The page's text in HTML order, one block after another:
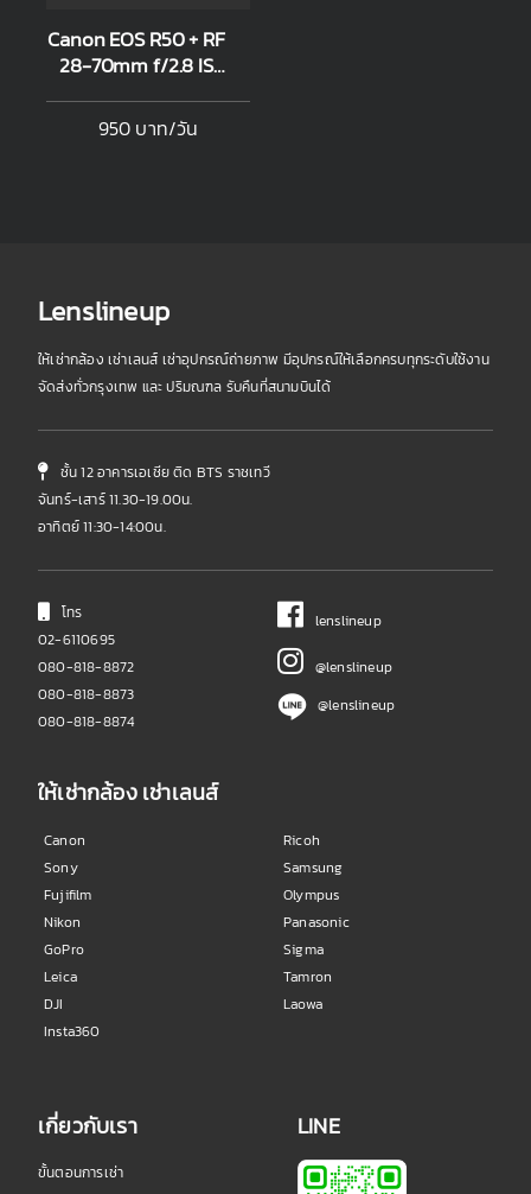
Canon EOS R50 + RF
28-70mm f/2.8 IS
950 บาท/วัน
Lenslineup
ให้เช่ากล้อง เช่าเลนส์ เช่าอุปกรณ์ถ่ายภาพ มีอุปกรณ์ให้เลือกครบทุกระดับใช้งาน
จัดส่งทั่วกรุงเทพ และ ปริมณฑล รับคืนที่สนามบินได้
ชั้น 12 อาคารเอเชีย ติด BTS ราชเทวี
จันทร์-เสาร์ 11.30-19.00น.
อาทิตย์ 11:30-14:00น.
โทร
02-6110695
080-818-8872
080-818-8873
080-818-8874
lenslineup
@lenslineup
@lenslineup
ให้เช่ากล้อง เช่าเลนส์
Canon
Sony
Fujifilm
Nikon
GoPro
Leica
DJI
Insta360
Ricoh
Samsung
Olympus
Panasonic
Sigma
Tamron
Laowa
เกี่ยวกับเรา
ขั้นตอนการเช่า
LINE